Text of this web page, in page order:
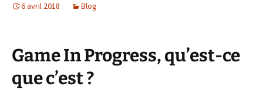
6 avril 2018 Blog
Game In Progress, qu’est-ce
que c’est ?